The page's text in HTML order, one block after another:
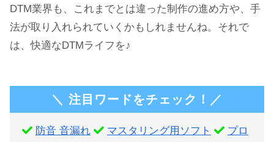
DTM業界も、これまでとは違った制作の進め方や、手
法が取り入れられていくかもしれませんね。それで
は、快適なDTMライフを♪
＼ 注目ワードをチェック！／
防音 音漏れ マスタリング用ソフト
プロ